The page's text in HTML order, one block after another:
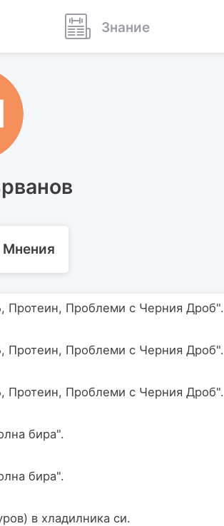
Знание
Мнения
Протеин, Проблеми с Черния Дроб".
Протеин, Проблеми с Черния Дроб".
Протеин, Проблеми с Черния Дроб".
бира".
бира".
в хладилника си.